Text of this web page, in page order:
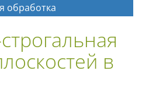
обработка
в